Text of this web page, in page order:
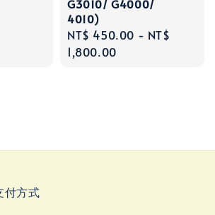
G3010/ G4000/
4010)
Regular
price
NT$ 450.00 - NT$
1,800.00
付方式